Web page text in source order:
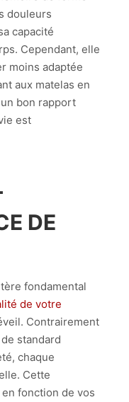
douleurs
capacité
Cependant, elle
moins adaptée
aux matelas en
bon rapport
est
DE
fondamental
de votre
Contrairement
standard
chaque
Cette
fonction de vos